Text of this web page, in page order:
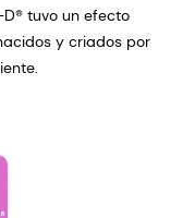
tuvo un efecto
y criados por